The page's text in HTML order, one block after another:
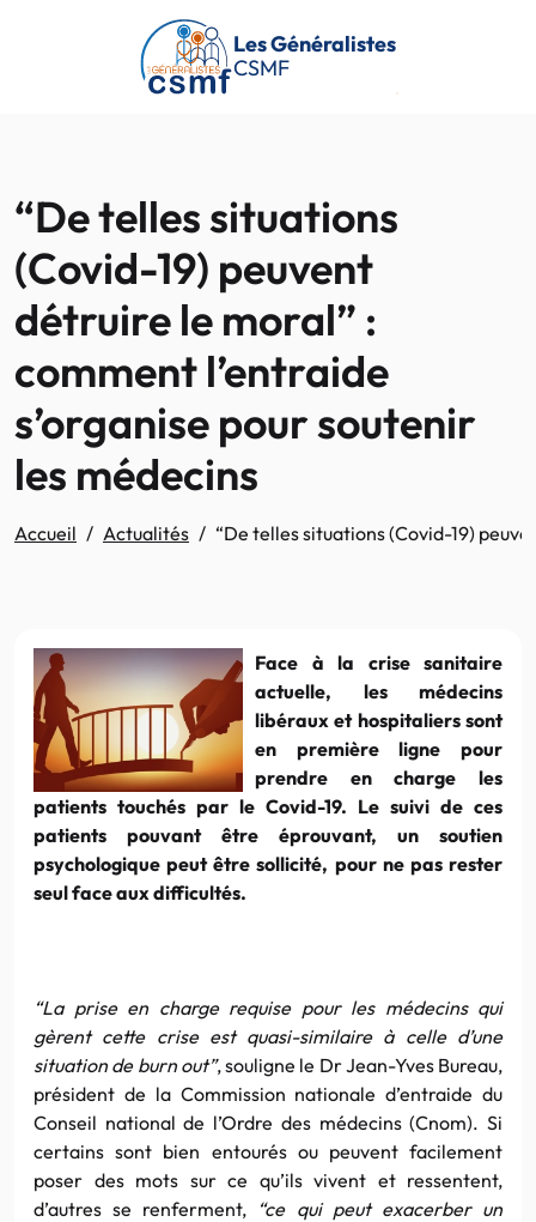
Passer au contenu principal
Les Généralistes
CSMF
“De telles situations
(Covid-19) peuvent
détruire le moral” :
comment l’entraide
s’organise pour soutenir
les médecins
Accueil Actualités “De telles situations (Covid-19)
Face à la crise sanitaire
actuelle, les médecins
libéraux et hospitaliers sont
en première ligne pour
prendre en charge les
patients touchés par le Covid-19. Le suivi de ces
patients pouvant être éprouvant, un soutien
psychologique peut être sollicité, pour ne pas rester
seul face aux difficultés.
“La prise en charge requise pour les médecins qui
gèrent cette crise est quasi-similaire à celle d’une
situation deburn out”, souligne le Dr Jean-Yves Bureau,
président de la Commission nationale d’entraide du
Conseil national de l’Ordre des médecins (Cnom). Si
certains sont bien entourés ou peuvent facilement
poser des mots sur ce qu’ils vivent et ressentent,
d’autres se renferment, “ce qui peut exacerber un